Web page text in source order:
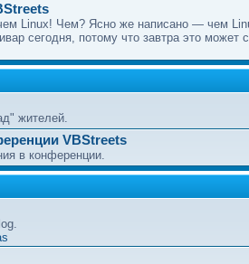
Linux! Чем? Ясно же написано — чем
сегодня, потому что завтра это может
жителей.
VBStreets
в конференции.